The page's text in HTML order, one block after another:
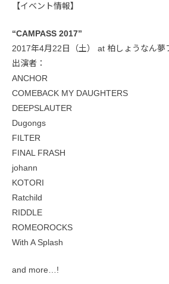
【イベント情報】
“CAMPASS 2017”
2017年4月22日（土） at 柏しょうなん夢
出演者：
ANCHOR
COMEBACK MY DAUGHTERS
DEEPSLAUTER
Dugongs
FILTER
FINAL FRASH
johann
KOTORI
Ratchild
RIDDLE
ROMEOROCKS
With A Splash
and more…!